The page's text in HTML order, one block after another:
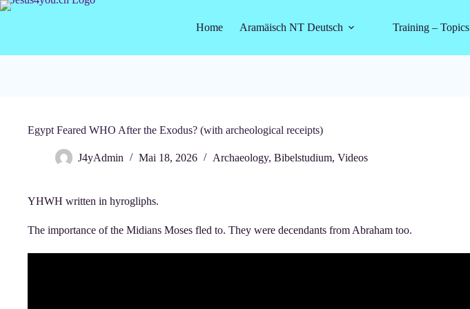
Skip
Home Aramäisch NT Deutsch Training – Topics
Egypt Feared WHO After the Exodus? (with archeological receipts)
J4yAdmin Mai 18, 2026 Archaeology, Bibelstudium, Videos
YHWH written in hyrogliphs.
The importance of the Midians Moses fled to. They were decendants from Abraham too.